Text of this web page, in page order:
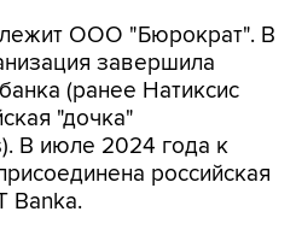
ООО "Бюрократ". В
завершила
(ранее Натиксис
"дочка"
В июле 2024 года к
российская
Banka.